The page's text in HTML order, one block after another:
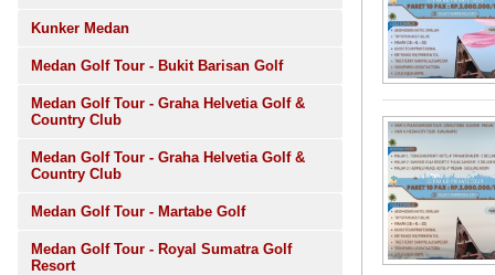
Kunker Medan
Medan Golf Tour - Bukit Barisan Golf
Medan Golf Tour - Graha Helvetia Golf &
Country Club
Medan Golf Tour - Graha Helvetia Golf &
Country Club
Medan Golf Tour - Martabe Golf
Medan Golf Tour - Royal Sumatra Golf
Resort